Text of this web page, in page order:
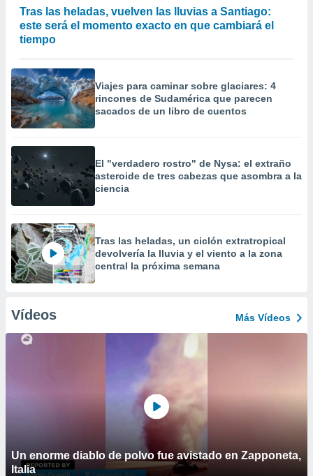
Tras las heladas, vuelven las lluvias a Santiago:
este será el momento exacto en que cambiará el
tiempo
Viajes para caminar sobre glaciares: 4
rincones de Sudamérica que parecen
sacados de un libro de cuentos
El "verdadero rostro" de Nysa: el extraño
asteroide de tres cabezas que asombra a la
ciencia
Tras las heladas, un ciclón extratropical
devolvería la lluvia y el viento a la zona
central la próxima semana
Vídeos Más Vídeos
Un enorme diablo de polvo fue avistado en Zapponeta,
Italia